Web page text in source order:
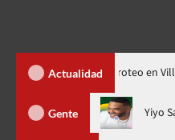
Actualidad
durante tiroteo en Villa Jaragua
Gente
ahora en nuevo horario